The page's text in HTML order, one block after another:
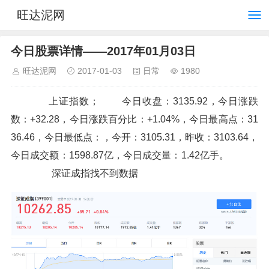
旺达泥网
今日股票详情——2017年01月03日
旺达泥网 2017-01-03 日常 1980
上证指数； 今日收盘：3135.92，今日涨跌
数：+32.28，今日涨跌百分比：+1.04%，今日最高点：31
36.46，今日最低点：，今开：3105.31，昨收：3103.64，
今日成交额：1598.87亿，今日成交量：1.42亿手。
深证成指找不到数据